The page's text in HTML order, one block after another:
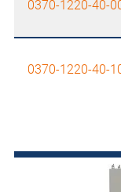
0370-1220-40-
0370-1220-40-